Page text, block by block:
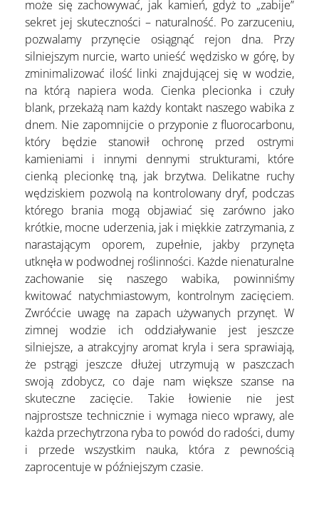
może się zachowywać, jak kamień, gdyż to „zabije”
sekret jej skuteczności – naturalność. Po zarzuceniu,
pozwalamy przynęcie osiągnąć rejon dna. Przy
silniejszym nurcie, warto unieść wędzisko w górę, by
zminimalizować ilość linki znajdującej się w wodzie,
na którą napiera woda. Cienka plecionka i czuły
blank, przekażą nam każdy kontakt naszego wabika z
dnem. Nie zapomnijcie o przyponie z fluorocarbonu,
który będzie stanowił ochronę przed ostrymi
kamieniami i innymi dennymi strukturami, które
cienką plecionkę tną, jak brzytwa. Delikatne ruchy
wędziskiem pozwolą na kontrolowany dryf, podczas
którego brania mogą objawiać się zarówno jako
krótkie, mocne uderzenia, jak i miękkie zatrzymania, z
narastającym oporem, zupełnie, jakby przynęta
utknęła w podwodnej roślinności. Każde nienaturalne
zachowanie się naszego wabika, powinniśmy
kwitować natychmiastowym, kontrolnym zacięciem.
Zwróćcie uwagę na zapach używanych przynęt. W
zimnej wodzie ich oddziaływanie jest jeszcze
silniejsze, a atrakcyjny aromat kryla i sera sprawiają,
że pstrągi jeszcze dłużej utrzymują w paszczach
swoją zdobycz, co daje nam większe szanse na
skuteczne zacięcie. Takie łowienie nie jest
najprostsze technicznie i wymaga nieco wprawy, ale
każda przechytrzona ryba to powód do radości, dumy
i przede wszystkim nauka, która z pewnością
zaprocentuje w późniejszym czasie.